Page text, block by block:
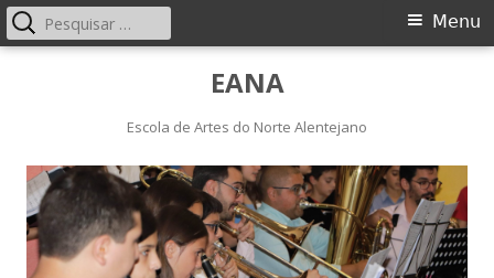
EANA
Escola de Artes do Norte Alentejano
Menu
principal
Menu
Pesquisar
por: